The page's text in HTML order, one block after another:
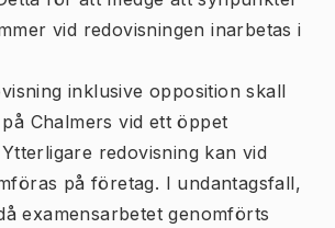
vid redovisningen inarbetas i
inklusive opposition skall
Chalmers vid ett öppet
redovisning kan vid
på företag. I undantagsfall,
examensarbetet genomförts